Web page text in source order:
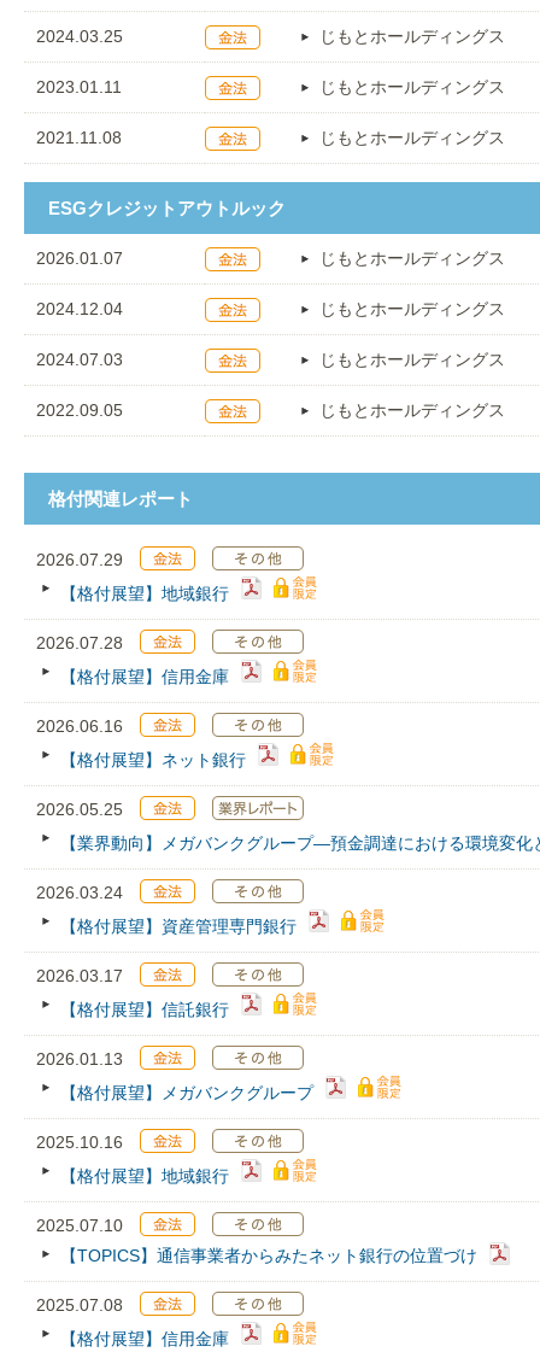
2024.03.25 じもとホールディングス
2023.01.11 じもとホールディングス
2021.11.08 じもとホールディングス
ESGクレジットアウトルック
2026.01.07 じもとホールディングス
2024.12.04 じもとホールディングス
2024.07.03 じもとホールディングス
2022.09.05 じもとホールディングス
格付関連レポート
2026.07.29
【格付展望】地域銀行
2026.07.28
【格付展望】信用金庫
2026.06.16
【格付展望】ネット銀行
2026.05.25
【業界動向】メガバンクグループ―預金調達における環境変
2026.03.24
【格付展望】資産管理専門銀行
2026.03.17
【格付展望】信託銀行
2026.01.13
【格付展望】メガバンクグループ
2025.10.16
【格付展望】地域銀行
2025.07.10
【TOPICS】通信事業者からみたネット銀行の位置づけ
2025.07.08
【格付展望】信用金庫